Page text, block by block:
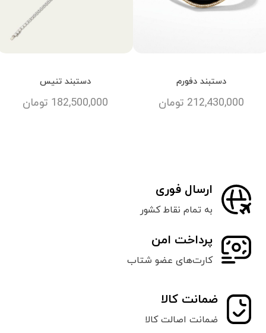
دستبند دفورم
212,430,000 تومان
دستبند تنیس
182,500,000 تومان
ارسال فوری
به تمام نقاط کشور
پرداخت امن
کارت‌های عضو شتاب
ضمانت کالا
ضمانت اصالت کالا